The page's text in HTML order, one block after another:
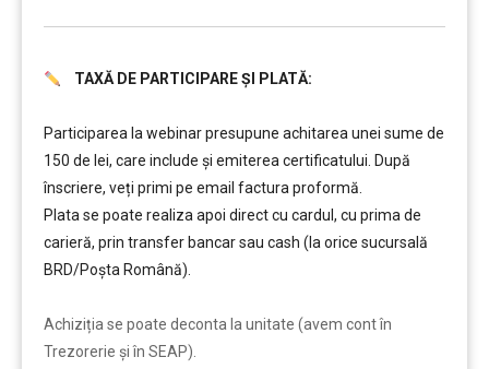
TAXĂ DE PARTICIPARE ȘI PLATĂ:
Participarea la webinar presupune achitarea unei sume de
150 de lei, care include şi emiterea certificatului. După
înscriere, veți primi pe email factura proformă.
Plata se poate realiza apoi direct cu cardul, cu prima de
carieră, prin transfer bancar sau cash (la orice sucursală
BRD/Poșta Română).
Achiziția se poate deconta la unitate (avem cont în
Trezorerie și în SEAP).